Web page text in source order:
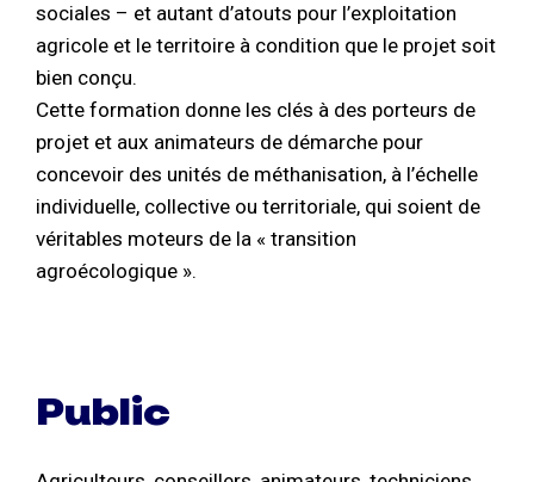
sociales – et autant d’atouts pour l’exploitation
agricole et le territoire à condition que le projet soit
bien conçu.
Cette formation donne les clés à des porteurs de
projet et aux animateurs de démarche pour
concevoir des unités de méthanisation, à l’échelle
individuelle, collective ou territoriale, qui soient de
véritables moteurs de la « transition
agroécologique ».
Public